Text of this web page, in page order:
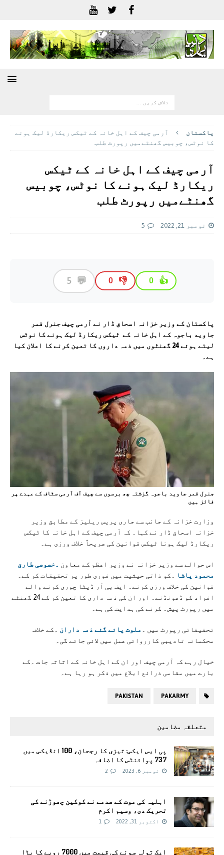
پاکستان
آرمی چیف کے اہل خانہ کے ٹیکس ریکارڈ لیک ہونے
کا نوٹس، چوبیس گھنٹےمیں رپورٹ طلب
آرمی چیف کے اہل خانہ کے ٹیکس
ریکارڈ لیک ہونے کا نوٹس، چوبیس
گھنٹےمیں رپورٹ طلب
نومبر 21, 2022 5
👍
0
👎
0
💬
5
پاکستان کے وزیر خزانہ اسحاق ڈار نے آرمی چیف جنرل قمر
جاوید باجوہ کے اہل خانہ کے ٹیکس ریکارڈ لیک ہونے کا نوٹس
لیتے ہوئے 24 گھنٹوں میں ذمہ داروں کا تعین کرنے کا اعلان کیا
ہے۔
جنرل قمر جاوید باجوہ گزشتہ چھ برسوں سے چیف آف آرمی سٹاف کے عہدے پر
فائز ہیں
وزارت خزانہ کے جانب سے جاری پریس ریلیز کے مطابق وزیر
خزانہ اسحاق ڈار نے کہا۔ کہ آرمی چیف کے اہل خانہ کا ٹیکس
ریکارڈ لیک ہونا ٹیکس قوانین کی صریحاً خلاف ورزی ہے۔
اس حوالے سے وزیر خزانہ نے وزیر اعظم کے معاون ۔خصوصی طارق
محمود پاشا
۔کو ذاتی حیثیت میں فوری طور پر تحقیقات کر کے۔
قوانین کی خلاف ورزی کرنے۔ ایف بی آر ڈیٹا چوری کرنے والے
افراد کو ڈھونڈنے۔ اور ان کی ذمہ داری کا تعین کر کے 24 گھنٹے
میں رپورٹ پیش۔ کرنے کی ہدایت کی ہے۔
تحقیقاتی رپورٹ میں ۔ ملوث پائے گئے ذمہ داران ۔کے خلاف
محکمانہ تادیبی کارروائی عمل میں لائی جائے گی۔
خیال رہے کہ آرمی چیف اور ان کے اہل خانہ کے اثاثہ جات ۔کے
بارے میں مقامی ذرائع ابلاغ میں ذکر ہو رہا ہے۔
PAKARMY
PAKISTAN
متعلقہ مضامین
پی ایس ایکس: تیزی کا رجحان، 100 انڈیکس میں
737 پوائنٹس کا اضافہ
نومبر 6, 2023 2
اہلیہ کی موت کے صدمے نے کوکین چھوڑنے کی
تحریک دی، وسیم اکرم
اکتوبر 31, 2022 1
ایک تولہ سونے کی قیمت میں 7000 روپے کا بڑا